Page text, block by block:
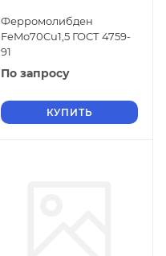
Ферромолибден
FeMo70Cu1,5 ГОСТ 4759-
91
По запросу
КУПИТЬ